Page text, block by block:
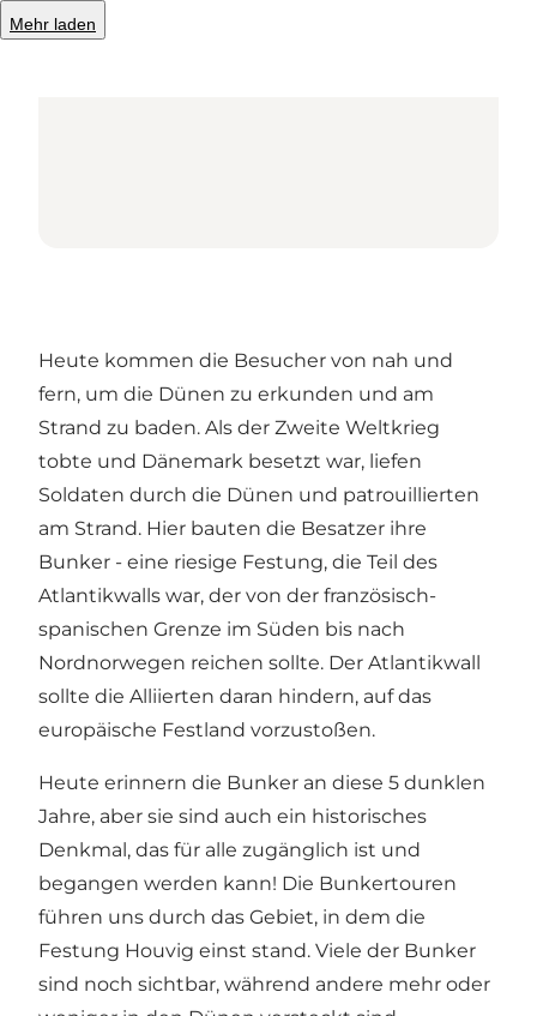
Mehr laden
Heute kommen die Besucher von nah und
fern, um die Dünen zu erkunden und am
Strand zu baden. Als der Zweite Weltkrieg
tobte und Dänemark besetzt war, liefen
Soldaten durch die Dünen und patrouillierten
am Strand. Hier bauten die Besatzer ihre
Bunker - eine riesige Festung, die Teil des
Atlantikwalls war, der von der französisch-
spanischen Grenze im Süden bis nach
Nordnorwegen reichen sollte. Der Atlantikwall
sollte die Alliierten daran hindern, auf das
europäische Festland vorzustoßen.
Heute erinnern die Bunker an diese 5 dunklen
Jahre, aber sie sind auch ein historisches
Denkmal, das für alle zugänglich ist und
begangen werden kann! Die Bunkertouren
führen uns durch das Gebiet, in dem die
Festung Houvig einst stand. Viele der Bunker
sind noch sichtbar, während andere mehr oder